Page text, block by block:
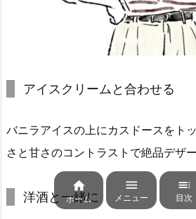
アイスクリームと合わせる
バニラアイスの上にカスドースをト
さと甘さのコントラストで絶品デザー
洋酒と一緒に

ホーム

メニュー

目次